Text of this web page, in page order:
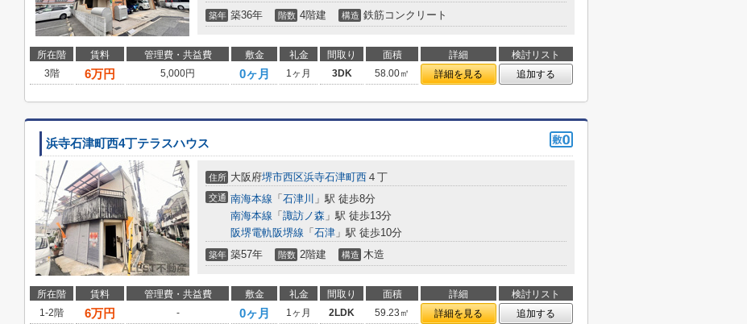
築年 築36年 階数 4階建 構造 鉄筋コンクリート
所在階 賃料 管理費・共益費 敷金 礼金 間取り 面積 詳細
検討リスト
3階
6万円 5,000円 0ヶ月 1ヶ月 3DK 58.00㎡ 詳細を見る 追加する
浜寺石津町西4丁テラスハウス
住所 大阪府堺市西区浜寺石津町西 ４丁
交通 南海本線 「 石津川 」駅 徒歩8分
南海本線 「 諏訪ノ森 」駅 徒歩13分
阪堺電軌阪堺線 「 石津 」駅 徒歩10分
築年 築57年 階数 2階建 構造 木造
所在階 賃料 管理費・共益費 敷金 礼金 間取り 面積 詳細
検討リスト
1-2階
6万円 - 0ヶ月 1ヶ月 2LDK 59.23㎡ 詳細を見る 追加する